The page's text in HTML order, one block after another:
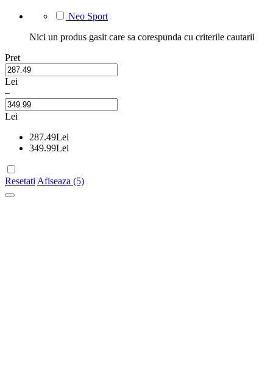
Neo Sport
Nici un produs gasit care sa corespunda cu criterile cautarii
Pret
Lei
–
Lei
287.49Lei
349.99Lei
Resetati Afiseaza (5)